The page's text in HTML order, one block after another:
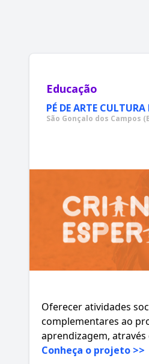
Educação
PÉ DE ARTE CULTURA
São Gonçalo dos Campos
Oferecer atividades
complementares ao
aprendizagem, através
Conheça o projeto >>